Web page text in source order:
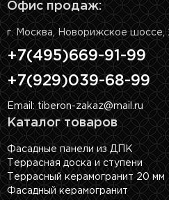
Офис продаж:
г. Москва, Новорижское шоссе,
+7(495)669-91-99
+7(929)039-68-99
Email: tiberon-zakaz@mail.ru
Каталог товаров
Фасадные панели из ДПК
Террасная доска и ступени
Террасный керамогранит 20 мм
Фасадный керамогранит